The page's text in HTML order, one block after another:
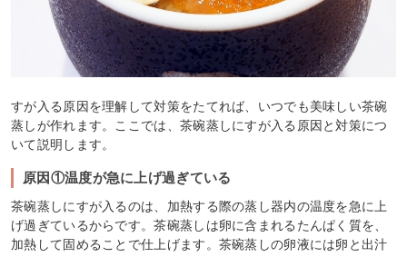
すが入る原因を理解して対策をたてれば、いつでも美味しい茶碗
蒸しが作れます。ここでは、茶碗蒸しにすが入る原因と対策につ
いて説明します。
原因①温度が急に上げ過ぎている
茶碗蒸しにすが入るのは、加熱する際の蒸し器内の温度を急に上
げ過ぎているからです。茶碗蒸しは卵に含まれるたんぱく質を、
加熱して固めることで仕上げます。茶碗蒸しの卵液には卵と出汁